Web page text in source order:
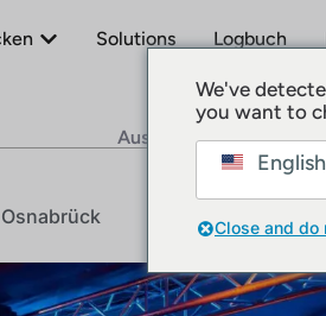
Solutions Logbuch
Ausstattung
We've
you want to
English
Close and